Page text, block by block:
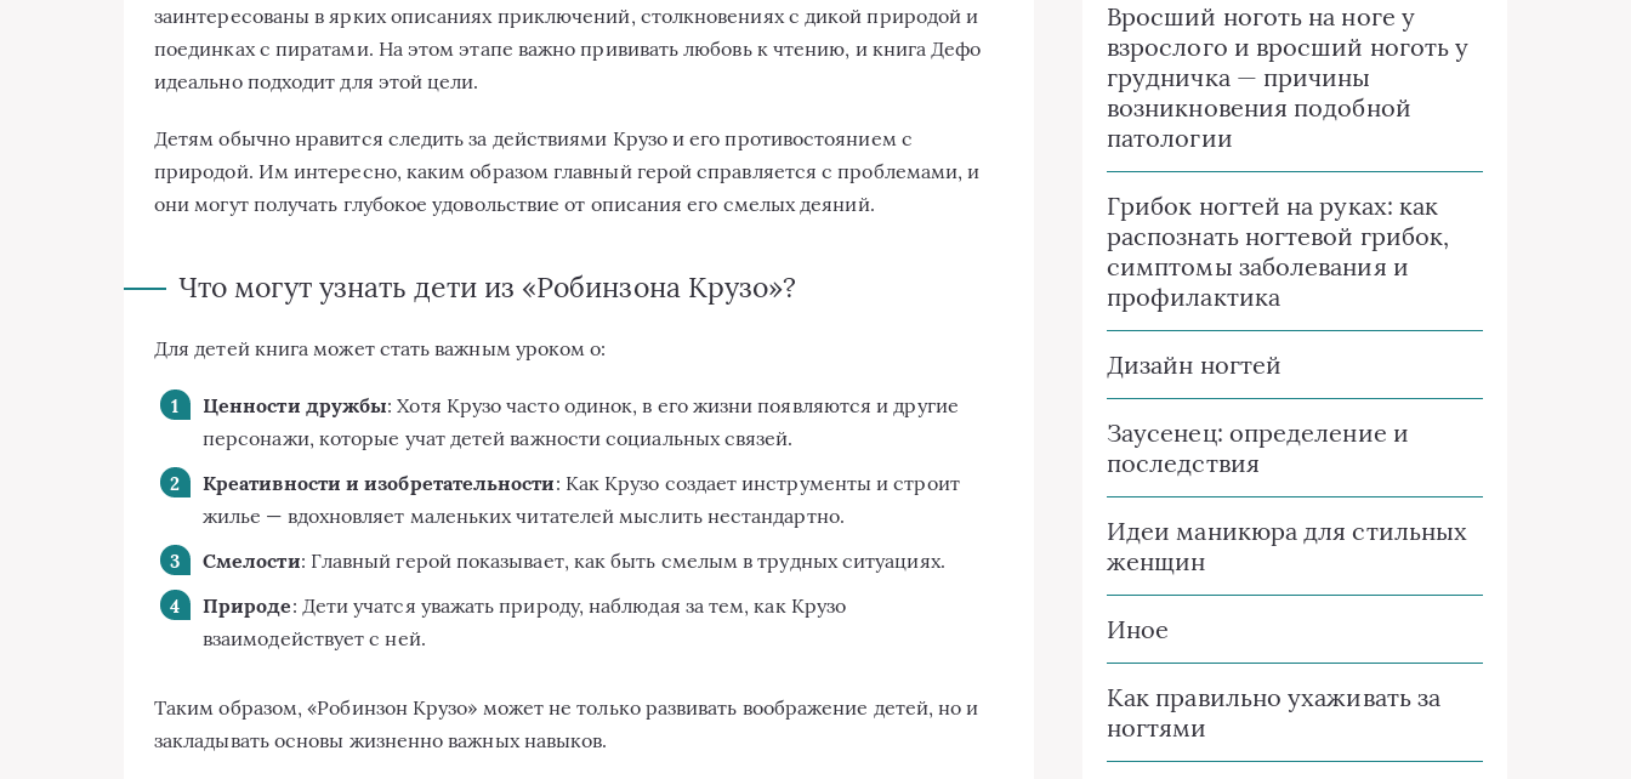
заинтересованы в ярких описаниях приключений, столкновениях с дикой природой и
поединках с пиратами. На этом этапе важно прививать любовь к чтению, и книга Дефо
идеально подходит для этой цели.
Детям обычно нравится следить за действиями Крузо и его противостоянием с
природой. Им интересно, каким образом главный герой справляется с проблемами, и
они могут получать глубокое удовольствие от описания его смелых деяний.
Что могут узнать дети из «Робинзона Крузо»?
Для детей книга может стать важным уроком о:
Ценности дружбы: Хотя Крузо часто одинок, в его жизни появляются и другие
персонажи, которые учат детей важности социальных связей.
Креативности и изобретательности: Как Крузо создает инструменты и строит
жилье — вдохновляет маленьких читателей мыслить нестандартно.
Смелости: Главный герой показывает, как быть смелым в трудных ситуациях.
Природе: Дети учатся уважать природу, наблюдая за тем, как Крузо
взаимодействует с ней.
Таким образом, «Робинзон Крузо» может не только развивать воображение детей, но и
закладывать основы жизненно важных навыков.
Вросший ноготь на ноге у
взрослого и вросший ноготь у
грудничка — причины
возникновения подобной
патологии
Грибок ногтей на руках: как
распознать ногтевой грибок,
симптомы заболевания и
профилактика
Дизайн ногтей
Заусенец: определение и
последствия
Идеи маникюра для стильных
женщин
Иное
Как правильно ухаживать за
ногтями